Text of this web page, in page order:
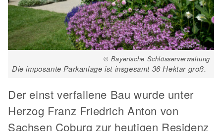
© Bayerische Schlösserverwaltung
Die imposante Parkanlage ist insgesamt 36 Hektar groß.
Der einst verfallene Bau wurde unter
Herzog Franz Friedrich Anton von
Sachsen Coburg zur heutigen Residenz